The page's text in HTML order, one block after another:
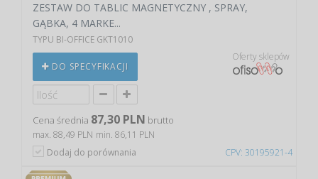
CPV: 30195921-4
ZESTAW DO TABLIC MAGNETYCZNY , SPRAY,
GĄBKA, 4 MARKE...
TYPU BI-OFFICE GKT1010
DO SPECYFIKACJI
Oferty sklepów
Cena średnia 87,30 PLN brutto
max. 88,49 PLN min. 86,11 PLN
Dodaj do porównania